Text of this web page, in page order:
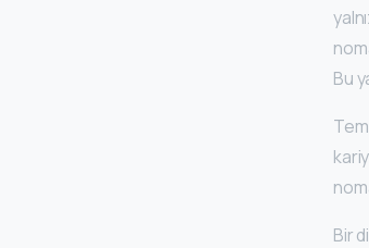
Bu
Bir